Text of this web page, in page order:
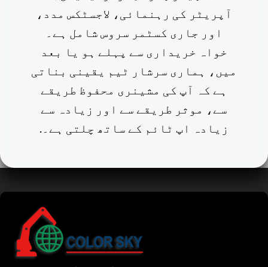
آپریٹر کی رہنمائی، لاجسٹکس مدد،
اور جاری کسٹمر سروس شامل ہے۔
خواہ خریداری سے پہلے ہو یا بعد
میں، ہماری سرشار ٹیم یقینی بناتی
ہے کہ آپ کی مشینری محفوظ طریقے
سے، موثر طریقے سے اور زیادہ سے
زیادہ اپ ٹائم کے ساتھ چلتی ہے۔.
Bengali